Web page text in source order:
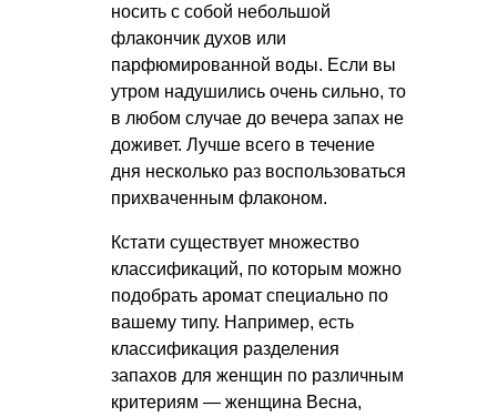
носить с собой небольшой
флакончик духов или
парфюмированной воды. Если вы
утром надушились очень сильно, то
в любом случае до вечера запах не
доживет. Лучше всего в течение
дня несколько раз воспользоваться
прихваченным флаконом.
Кстати существует множество
классификаций, по которым можно
подобрать аромат специально по
вашему типу. Например, есть
классификация разделения
запахов для женщин по различным
критериям — женщина Весна,